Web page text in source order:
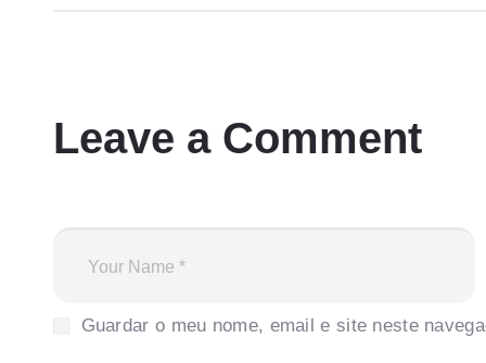
Leave a Comment
Guardar o meu nome, email e site neste